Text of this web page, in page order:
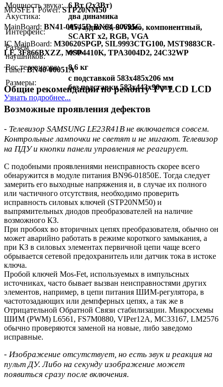
Мощность звука: 6 Вт (2x3Вт)
Акустика:
два динамика
Интерфейс:
AV, аудио x3, S-Video, компонентный,
SCART x2, RGB, VGA
Разъём
наушников:
есть
Вес телевизора:
8.6 кг
Размеры:
с подставкой 583x485x206 мм
без подставки 583x443x90 мм
Узнать подробнее...
MOSFET Power:STP20NM50
MainBoard: BN41-00545D BN94-00695C
IC MainBoard: M30620SPGP, SIL9993CTG100, MST9883CR-
LF, 3F866BXZZ, MSP4410K, TPA3004D2, 24C32WP
Тuner:BN40-00051A
Общие рекомендации по ремонту TV LCD LCD
Возможные проявления дефектов
- Телевизор SAMSUNG LE23R41B не включается совсем.
Контрольные лампочки не светят и не мигают. Телевизор
на ПДУ и кнопки панели управления не реагирует.
С подобными проявлениями неисправность скорее всего
обнаружится в модуле питания BN96-01850E. Тогда следует
замерить его выходные напряжения и, в случае их полного
или частичного отсутствия, необходимо проверить
исправность силовых ключей (STP20NM50) и
выпрямительных диодов преобразователей на наличие
возможного КЗ.
При пробоях во вторичных цепях преобразователя, обычно он
может аварийно работать в режиме короткого замыкания, а
при КЗ в силовых элементах первичной цепи чаще всего
обрывается сетевой предохранитель или датчик тока в истоке
ключа.
Пробой ключей Mos-Fet, используемых в импульсных
источниках, часто бывает вызван неисправностями других
элементов, например, в цепи питания ШИМ-регулятора, в
частотозадающих или демпферных цепях, а так же в
Отрицательной Обратной Связи стабилизации. Микросхемы
ШИМ (PWM) L6561, FS7M0880, VIPer12A, MC33167, LM2576
обычно проверяются заменой на новые, либо заведомо
исправные.
- Изображение отсутствует, но есть звук и реакция на
пульт ДУ. Либо на секунду изображение может
появиться сразу после включения.